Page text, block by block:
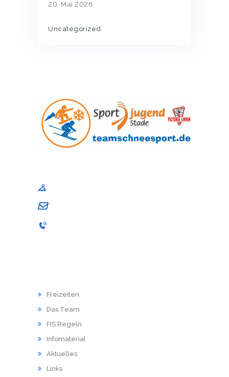
20. Mai 2026
Uncategorized
Freizeiten
Das Team
FIS Regeln
Infomaterial
Aktuelles
Links